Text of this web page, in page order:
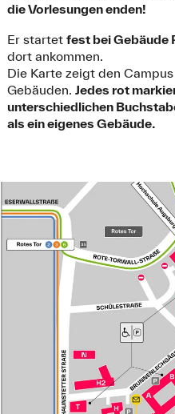
die Vorlesungen enden!
Er startet fest bei Gebäude
dort ankommen.
Die Karte zeigt den
Gebäuden. Jedes rot
unterschiedlichen
als ein eigenes Gebäude.